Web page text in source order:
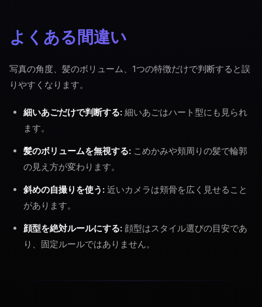
よくある間違い
写真の角度、髪のボリューム、1つの特徴だけで判断すると誤
りやすくなります。
細いあごだけで判断する: 細いあごはハート型にも見られ
ます。
髪のボリュームを無視する: こめかみや頬周りの髪で輪郭
の見え方が変わります。
斜めの自撮りを使う: 近いカメラは頬骨を広く見せること
があります。
顔型を絶対ルールにする: 顔型はスタイル選びの目安であ
り、固定ルールではありません。